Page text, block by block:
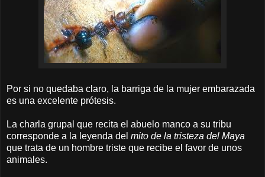
Por si no quedaba claro, la barriga de la mujer embarazada
es una excelente prótesis.
La charla grupal que recita el abuelo manco a su tribu
corresponde a la leyenda del mito de la tristeza del Maya
que trata de un hombre triste que recibe el favor de unos
animales.